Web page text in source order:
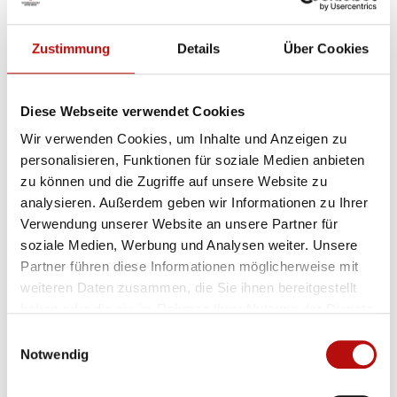
Zustimmung Details Über Cookies
Diese Webseite verwendet Cookies
Wir verwenden Cookies, um Inhalte und Anzeigen zu
personalisieren, Funktionen für soziale Medien anbieten
zu können und die Zugriffe auf unsere Website zu
analysieren. Außerdem geben wir Informationen zu Ihrer
Verwendung unserer Website an unsere Partner für
soziale Medien, Werbung und Analysen weiter. Unsere
Partner führen diese Informationen möglicherweise mit
weiteren Daten zusammen, die Sie ihnen bereitgestellt
oder über die „Auswahl erlauben“ den Einsatz von
Cookies zu Präferenzen und/oder Statistiken und/oder
Notwendig
DANKE FÜR IHRE HILFE
letzten Jahre ebenso wie für uns vom Roten
Kreuz. Denn der Reinerlös unterstützt unsere
Arbeit und ermöglicht es uns, alljenen zu helfen,
die unsere Hilfe brauchen. Rund um die Uhr. Aus
Liebe zum Menschen.